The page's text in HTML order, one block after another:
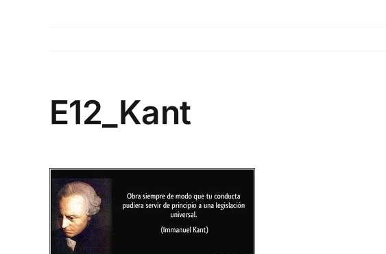
E12_Kant